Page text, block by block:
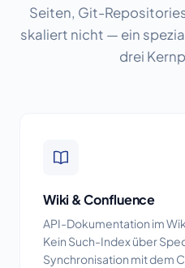
Seiten, Git-
skaliert nicht — ein
drei
Wiki & Confluence
API-Dokumentation im
Kein Such-Index über
Synchronisation mit dem